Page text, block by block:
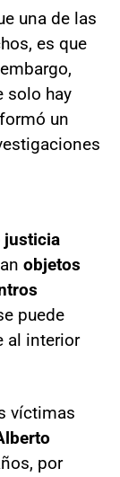
una de las
es que
solo hay
un
justicia
objetos
puede
al interior
víctimas
por